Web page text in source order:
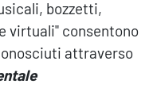
bozzetti,
virtuali" consentono
attraverso